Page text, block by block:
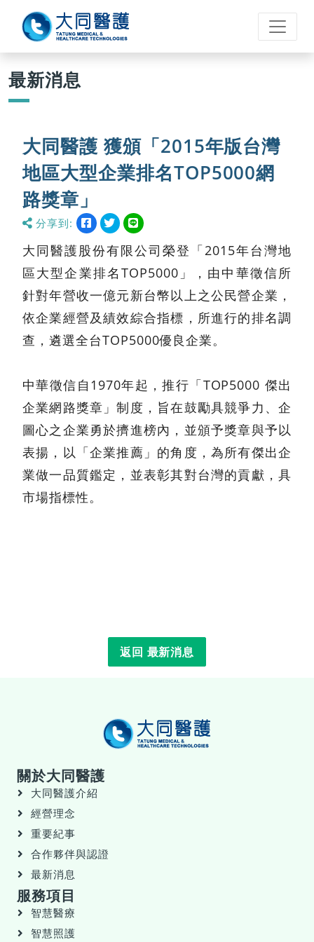
最新消息
大同醫護 獲頒「2015年版台灣
地區大型企業排名TOP5000網
路獎章」
分
到
分享到:
分
享
到
facebook
分
享
到
twitter
分
享
到
line
大同醫護股份有限公司榮登「2015年台灣地
區大型企業排名TOP5000」，由中華徵信所
針對年營收一億元新台幣以上之公民營企業，
依企業經營及績效綜合指標，所進行的排名調
查，遴選全台TOP5000優良企業。
中華徵信自1970年起，推行「TOP5000 傑出
企業網路獎章」制度，旨在鼓勵具競爭力、企
圖心之企業勇於擠進榜內，並頒予獎章與予以
表揚，以「企業推薦」的角度，為所有傑出企
業做一品質鑑定，並表彰其對台灣的貢獻，具
市場指標性。
返回 最新消息
關於大同醫護
大同醫護介紹
經營理念
重要紀事
合作夥伴與認證
最新消息
服務項目
智慧醫療
智慧照護